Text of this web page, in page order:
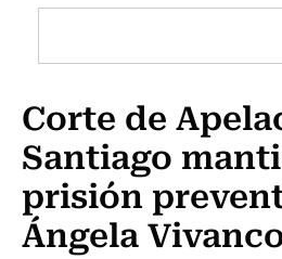
Cultura
Programas Radio y TV
Corte de
Santiago
prisión
Ángela